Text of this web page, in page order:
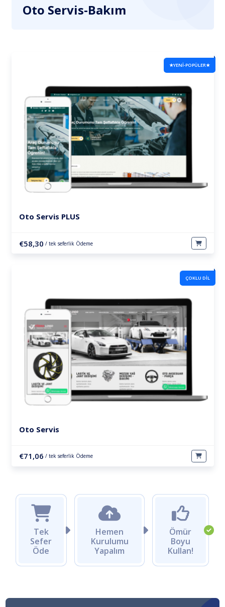
Oto Servis-Bakım
★YENİ-POPÜLER★
Oto Servis PLUS
€58,30 / tek seferlik Ödeme
ÇOKLU DIL
Oto Servis
€71,06 / tek seferlik Ödeme
Tek
Sefer
Öde
Hemen
Kurulumu
Yapalım
Ömür
Boyu
Kullan!